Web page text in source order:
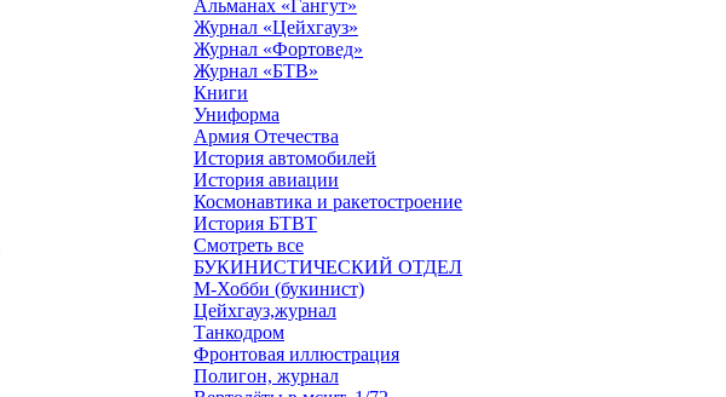
Альманах «Гангут»
Журнал «Цейхгауз»
Журнал «Фортовед»
Журнал «БТВ»
Книги
Униформа
Армия Отечества
История автомобилей
История авиации
Космонавтика и ракетостроение
История БТВТ
Смотреть все
БУКИНИСТИЧЕСКИЙ ОТДЕЛ
М-Хобби (букинист)
Цейхгауз,журнал
Танкодром
Фронтовая иллюстрация
Полигон, журнал